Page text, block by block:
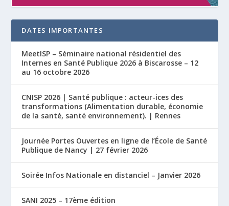
DATES IMPORTANTES
MeetISP – Séminaire national résidentiel des
Internes en Santé Publique 2026 à Biscarosse – 12
au 16 octobre 2026
CNISP 2026 | Santé publique : acteur-ices des
transformations (Alimentation durable, économie
de la santé, santé environnement). | Rennes
Journée Portes Ouvertes en ligne de l’École de Santé
Publique de Nancy | 27 février 2026
Soirée Infos Nationale en distanciel – Janvier 2026
SANI 2025 – 17ème édition